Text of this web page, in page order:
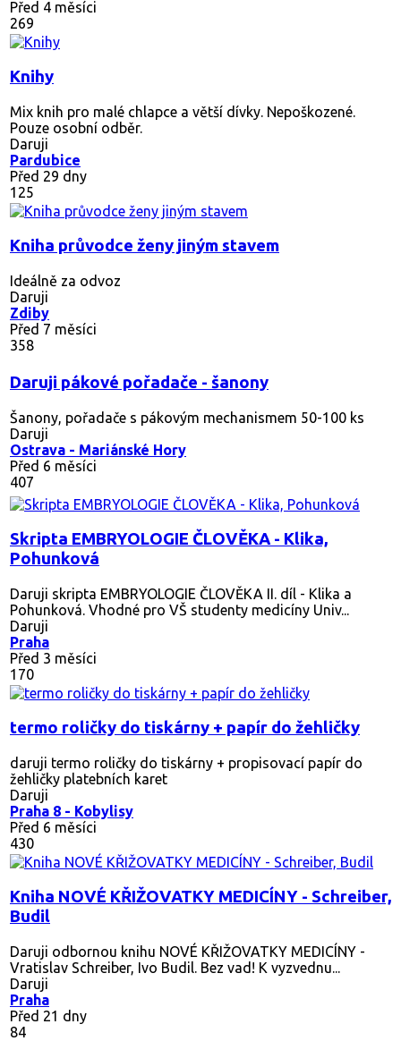
Před 4 měsíci
269
Knihy
Mix knih pro malé chlapce a větší dívky. Nepoškozené.
Pouze osobní odběr.
Daruji
Pardubice
Před 29 dny
125
Kniha průvodce ženy jiným stavem
Ideálně za odvoz
Daruji
Zdiby
Před 7 měsíci
358
Daruji pákové pořadače - šanony
Šanony, pořadače s pákovým mechanismem 50-100 ks
Daruji
Ostrava - Mariánské Hory
Před 6 měsíci
407
Skripta EMBRYOLOGIE ČLOVĚKA - Klika,
Pohunková
Daruji skripta EMBRYOLOGIE ČLOVĚKA II. díl - Klika a
Pohunková. Vhodné pro VŠ studenty medicíny Univ...
Daruji
Praha
Před 3 měsíci
170
termo roličky do tiskárny + papír do žehličky
daruji termo roličky do tiskárny + propisovací papír do
žehličky platebních karet
Daruji
Praha 8 - Kobylisy
Před 6 měsíci
430
Kniha NOVÉ KŘIŽOVATKY MEDICÍNY - Schreiber,
Budil
Daruji odbornou knihu NOVÉ KŘIŽOVATKY MEDICÍNY -
Vratislav Schreiber, Ivo Budil. Bez vad! K vyzvednu...
Daruji
Praha
Před 21 dny
84